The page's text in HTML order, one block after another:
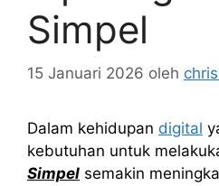
Simpel
15 Januari 2026 oleh
Dalam kehidupan digital
kebutuhan untuk
Simpel semakin